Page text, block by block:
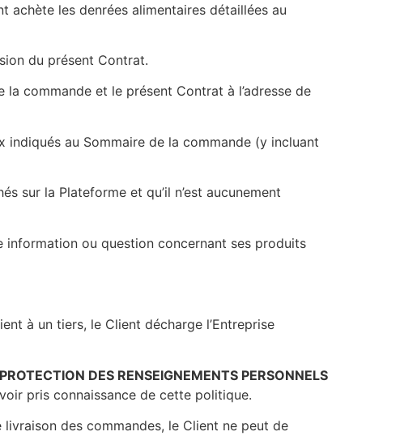
achète les denrées alimentaires détaillées au
du présent Contrat.
commande et le présent Contrat à l’adresse de
au Sommaire de la commande (y incluant
sur la Plateforme et qu’il n’est aucunement
information ou question concernant ses produits
à un tiers, le Client décharge l’Entreprise
DES RENSEIGNEMENTS PERSONNELS
pris connaissance de cette politique.
des commandes, le Client ne peut de